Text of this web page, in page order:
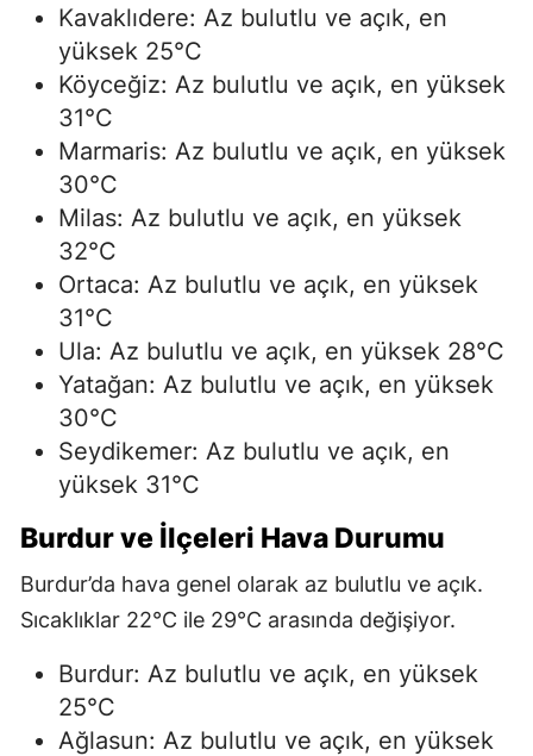
Kavaklıdere: Az bulutlu ve açık, en
yüksek 25°C
Köyceğiz: Az bulutlu ve açık, en yüksek
31°C
Marmaris: Az bulutlu ve açık, en yüksek
30°C
Milas: Az bulutlu ve açık, en yüksek
32°C
Ortaca: Az bulutlu ve açık, en yüksek
31°C
Ula: Az bulutlu ve açık, en yüksek 28°C
Yatağan: Az bulutlu ve açık, en yüksek
30°C
Seydikemer: Az bulutlu ve açık, en
yüksek 31°C
Burdur ve İlçeleri Hava Durumu
Burdur’da hava genel olarak az bulutlu ve açık.
Sıcaklıklar 22°C ile 29°C arasında değişiyor.
Burdur: Az bulutlu ve açık, en yüksek
25°C
Ağlasun: Az bulutlu ve açık, en yüksek